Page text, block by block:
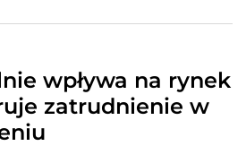
wpływa na rynek
zatrudnienie w